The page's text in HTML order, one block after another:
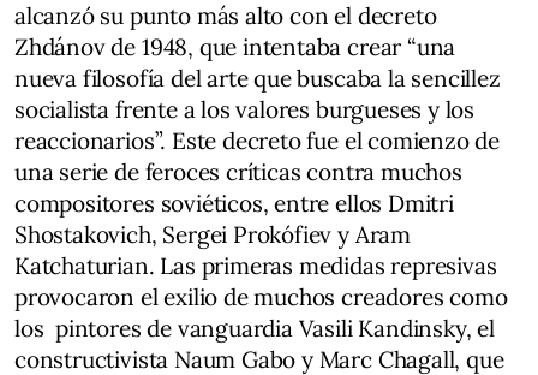
alcanzó su punto más alto con el decreto
Zhdánov de 1948, que intentaba crear “una
nueva filosofía del arte que buscaba la sencillez
socialista frente a los valores burgueses y los
reaccionarios”. Este decreto fue el comienzo de
una serie de feroces críticas contra muchos
compositores soviéticos, entre ellos Dmitri
Shostakovich, Sergei Prokófiev y Aram
Katchaturian. Las primeras medidas represivas
provocaron el exilio de muchos creadores como
los pintores de vanguardia Vasili Kandinsky, el
constructivista Naum Gabo y Marc Chagall, que